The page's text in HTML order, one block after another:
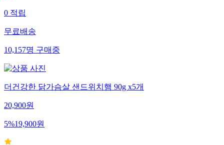
0 적립
무료배송
10,157명 구매중
더건강한 닭가슴살 샌드위치햄 90g x5개
20,900원
5%19,900원